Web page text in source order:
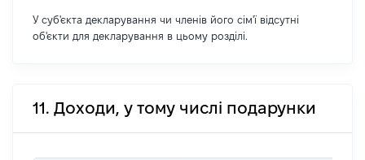
У суб'єкта декларування чи членів його сім'ї відсутні
об'єкти для декларування в цьому розділі.
11. Доходи, у тому числі подарунки